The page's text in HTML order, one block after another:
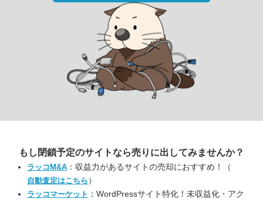
もし閉鎖予定のサイトなら売りに出してみませんか？
ラッコM&A ：収益力があるサイトの売却におすすめ！（
自動査定はこちら ）
ラッコマーケット ：WordPressサイト特化！未収益化・アク